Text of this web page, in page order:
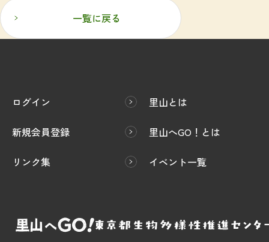
一覧に戻る
ログイン
新規会員登録
リンク集
里山とは
里山へGO！とは
イベント一覧